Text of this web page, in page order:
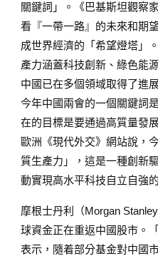
關鍵詞」。《巴基斯坦觀察
看『一帶一路』的未來和期
成世界經濟的「希望燈塔」
產力涵蓋科技創新、綠色能
中國已在多個領域取得了進
今年中國兩會的一個關鍵詞
在的目標是要通過高質量發
歐洲《現代外交》網站說，
質生產力」，這是一種創新
動實現高水平科技自立自強
摩根士丹利（Morgan
球資金正在重返中國股市。
表示，隨着部分基金對中國